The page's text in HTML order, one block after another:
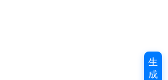
生
成